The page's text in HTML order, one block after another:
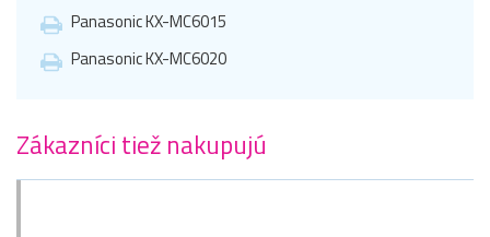
Panasonic KX-MC6015
Panasonic KX-MC6020
Zákazníci tiež nakupujú